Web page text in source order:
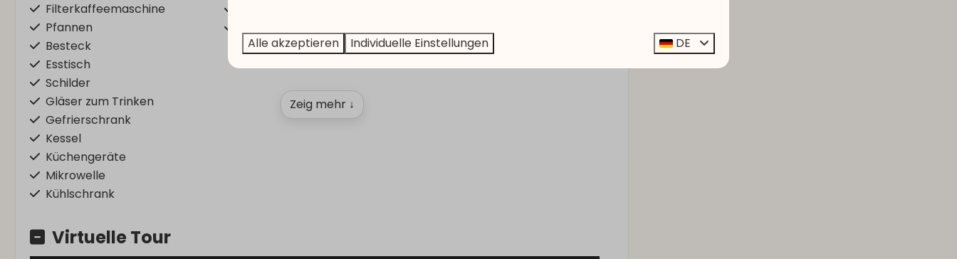
Filterkaffeemaschine
Pfannen
Besteck
Esstisch
Schilder
Gläser zum Trinken
Gefrierschrank
Kessel
Küchengeräte
Mikrowelle
Kühlschrank
Zugriff auf
Trocknen
Zeig mehr ↓
Virtuelle Tour
Alle akzeptieren Individuelle Einstellungen DE